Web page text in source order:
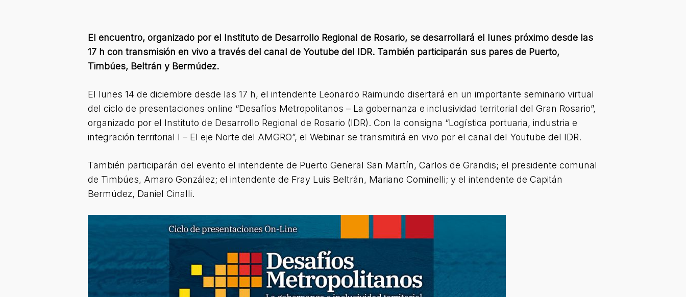
El encuentro, organizado por el Instituto de Desarrollo Regional de Rosario, se desarrollará el lunes próximo desde las
17 h con transmisión en vivo a través del canal de Youtube del IDR. También participarán sus pares de Puerto,
Timbúes, Beltrán y Bermúdez.
El lunes 14 de diciembre desde las 17 h, el intendente Leonardo Raimundo disertará en un importante seminario virtual
del ciclo de presentaciones online “Desafíos Metropolitanos – La gobernanza e inclusividad territorial del Gran Rosario”,
organizado por el Instituto de Desarrollo Regional de Rosario (IDR). Con la consigna “Logística portuaria, industria e
integración territorial I – El eje Norte del AMGRO”, el Webinar se transmitirá en vivo por el canal del Youtube del IDR.
También participarán del evento el intendente de Puerto General San Martín, Carlos de Grandis; el presidente comunal
de Timbúes, Amaro González; el intendente de Fray Luis Beltrán, Mariano Cominelli; y el intendente de Capitán
Bermúdez, Daniel Cinalli.